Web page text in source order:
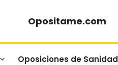
Opositame.com
Oposiciones de Sanidad